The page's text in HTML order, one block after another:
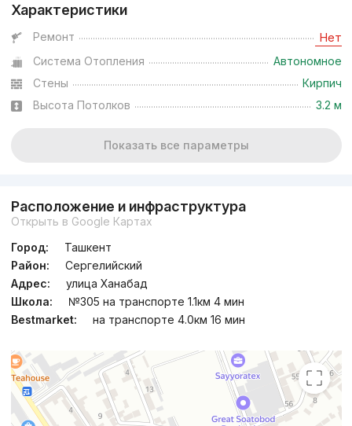
Характеристики
Ремонт Нет
Система Отопления
Автономное
Стены
Кирпич
Высота Потолков
3.2 м
Показать все параметры
Расположение и инфраструктура
Открыть в Google Картах
Город:
Ташкент
Район:
Сергелийский
Адрес:
улица Ханабад
Школа:
№305 на транспорте 1.1км 4 мин
Bestmarket:
на транспорте 4.0км 16 мин